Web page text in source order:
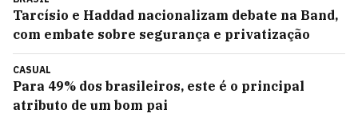
Tarcísio e Haddad nacionalizam debate na Band,
com embate sobre segurança e privatização
CASUAL
Para 49% dos brasileiros, este é o principal
atributo de um bom pai